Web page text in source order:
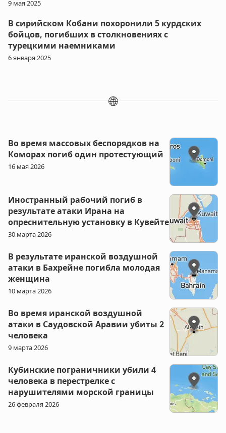
9 мая 2025
В сирийском Кобани похоронили 5 курдских
бойцов, погибших в столкновениях с
турецкими наемниками
6 января 2025
🌐
Во время массовых беспорядков на
Коморах погиб один протестующий
16 мая 2026
Иностранный рабочий погиб в
результате атаки Ирана на
опреснительную установку в Кувейте
30 марта 2026
В результате иранской воздушной
атаки в Бахрейне погибла молодая
женщина
10 марта 2026
Во время иранской воздушной
атаки в Саудовской Аравии убиты 2
человека
9 марта 2026
Кубинские пограничники убили 4
человека в перестрелке с
нарушителями морской границы
26 февраля 2026